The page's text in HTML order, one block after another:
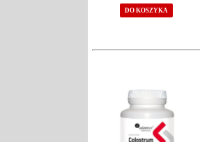
DO KOSZYKA